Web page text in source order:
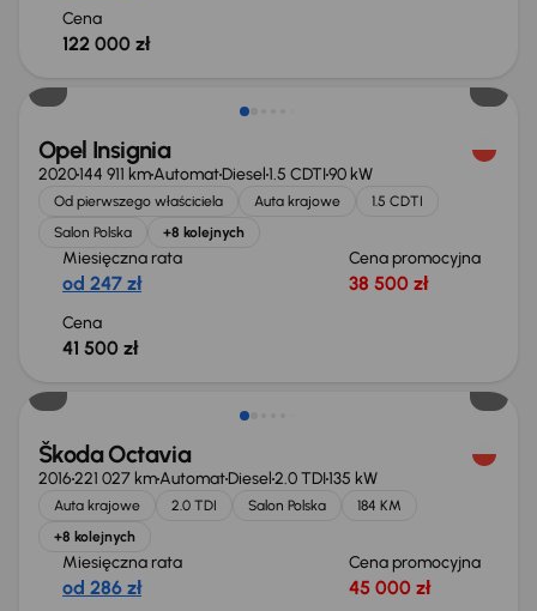
Cena
122 000 zł
Opel Insignia
2020144 911 kmAutomatDiesel1.5 CDTI90 kW
Od pierwszego właściciela Auta krajowe
1.5 CDTI
Salon Polska
+8 kolejnych
Miesięczna rata
od 247 zł
Cena promocyjna
38 500 zł
Cena
41 500 zł
Škoda Octavia
2016221 027 kmAutomatDiesel2.0 TDI135 kW
Auta krajowe 2.0 TDI Salon Polska
184 KM
+8 kolejnych
Miesięczna rata
od 286 zł
Cena promocyjna
45 000 zł